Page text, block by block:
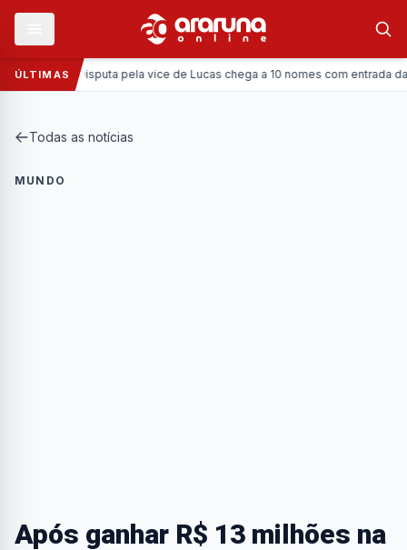
ÚLTIMAS
Política:Disputa pela vice de Lucas chega a 10 nomes com entrada da
Todas as notícias
MUNDO
Após ganhar R$ 13 milhões na